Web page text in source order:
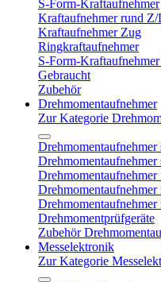
S-Form-Kraftaufnehmer
Kraftaufnehmer rund Z/
Kraftaufnehmer Zug
Ringkraftaufnehmer
S-Form-
Gebraucht
Zubehör
Drehmomentaufnehmer
Zur Kategorie
Drehmomentaufnehmer
Drehmomentaufnehmer
Drehmomentprüfgeräte
Zubehör
Messelektronik
Zur Kategorie